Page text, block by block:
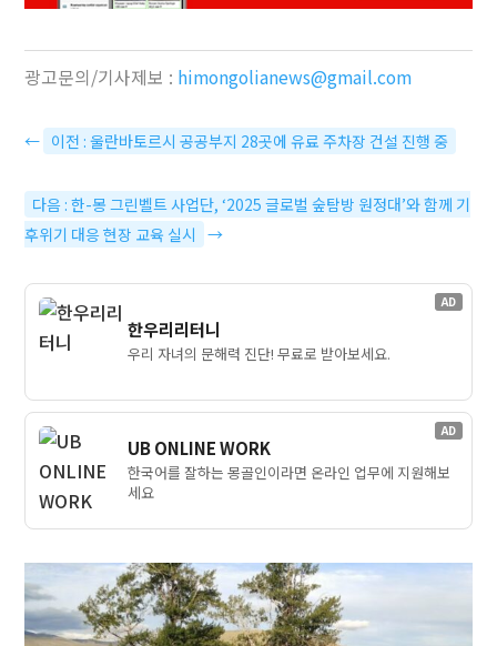
광고문의/기사제보 : himongolianews@gmail.com
← 이전 : 울란바토르시 공공부지 28곳에 유료 주차장 건설 진행 중
다음 : 한-몽 그린벨트 사업단, ‘2025 글로벌 숲탐방 원정대’와 함께 기
후위기 대응 현장 교육 실시 →
AD
한우리리터니
우리 자녀의 문해력 진단! 무료로 받아보세요.
AD
UB ONLINE WORK
한국어를 잘하는 몽골인이라면 온라인 업무에 지원해보
세요